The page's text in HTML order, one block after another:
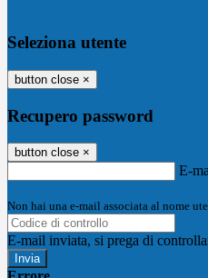
Seleziona utente
button close ×
Recupero password
button close ×
E-
Non hai una e-mail associata al nome
E-mail inviata, si prega di